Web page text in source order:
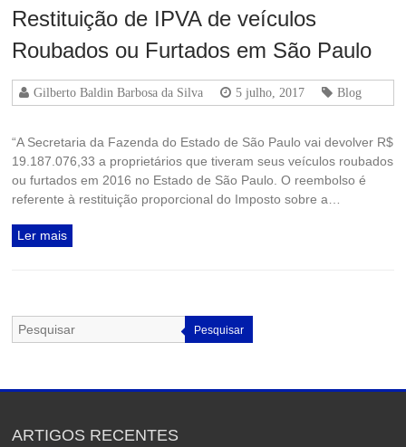
Restituição de IPVA de veículos
Roubados ou Furtados em São Paulo
Gilberto Baldin Barbosa da Silva 5 julho, 2017 Blog
“A Secretaria da Fazenda do Estado de São Paulo vai devolver R$
19.187.076,33 a proprietários que tiveram seus veículos roubados
ou furtados em 2016 no Estado de São Paulo. O reembolso é
referente à restituição proporcional do Imposto sobre a…
Ler mais
Pesquisar
ARTIGOS RECENTES